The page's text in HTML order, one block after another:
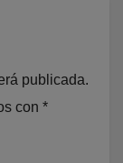
publicada.
con *